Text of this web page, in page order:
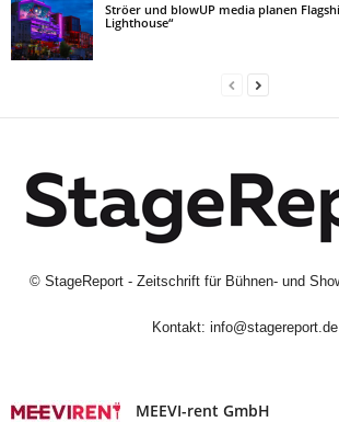
Ströer und blowUP media planen
Lighthouse“
© StageReport - Zeitschrift für Bühnen- und
Kontakt: info@stagereport.de
MEEVI-rent GmbH